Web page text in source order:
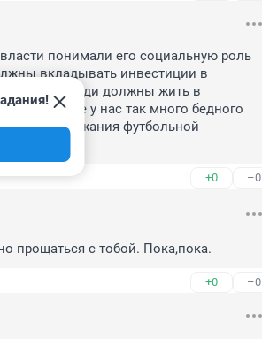
понимали его социальную роль
вкладывать инвестиции в
должны жить в
же у нас так много бедного
содержания футбольной
+0 –0
прощаться с тобой. Пока,пока.
+0 –0